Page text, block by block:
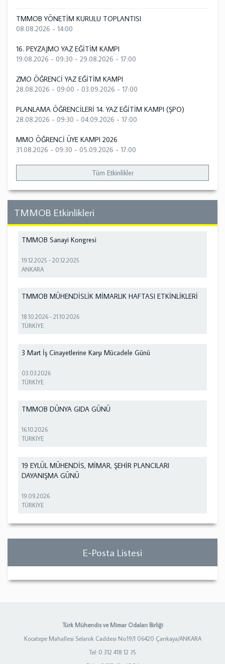
TMMOB YÖNETİM KURULU TOPLANTISI
08.08.2026 - 14:00
16. PEYZAJMO YAZ EĞİTİM KAMPI
19.08.2026 - 09:30 - 29.08.2026 - 17:00
ZMO ÖĞRENCİ YAZ EĞİTİM KAMPI
28.08.2026 - 09:00 - 03.09.2026 - 17:00
PLANLAMA ÖĞRENCİLERİ 14. YAZ EĞİTİM KAMPI (ŞPO)
28.08.2026 - 09:30 - 04.09.2026 - 17:00
MMO ÖĞRENCİ ÜYE KAMPI 2026
31.08.2026 - 09:30 - 05.09.2026 - 17:00
Tüm Etkinlikler
TMMOB Etkinlikleri
TMMOB Sanayi Kongresi
19.12.2025 -20.12.2025
ANKARA
TMMOB MÜHENDİSLİK MİMARLIK HAFTASI ETKİNLİKLERİ
18.10.2026 -21.10.2026
TÜRKİYE
3 Mart İş Cinayetlerine Karşı Mücadele Günü
03.03.2026
TÜRKİYE
TMMOB DÜNYA GIDA GÜNÜ
16.10.2026
TÜRKİYE
19 EYLÜL MÜHENDİS, MİMAR, ŞEHİR PLANCILARI
DAYANIŞMA GÜNÜ
19.09.2026
TÜRKİYE
E-Posta Listesi
Türk Mühendis ve Mimar Odaları Birliği
Kocatepe Mahallesi Selanik Caddesi No:19/1 06420 Çankaya/ANKARA
Tel: 0 312 418 12 75